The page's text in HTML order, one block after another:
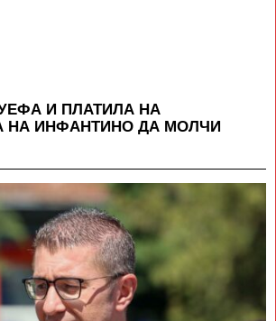
УЕФА И ПЛАТИЛА НА
НА ИНФАНТИНО ДА МОЛЧИ